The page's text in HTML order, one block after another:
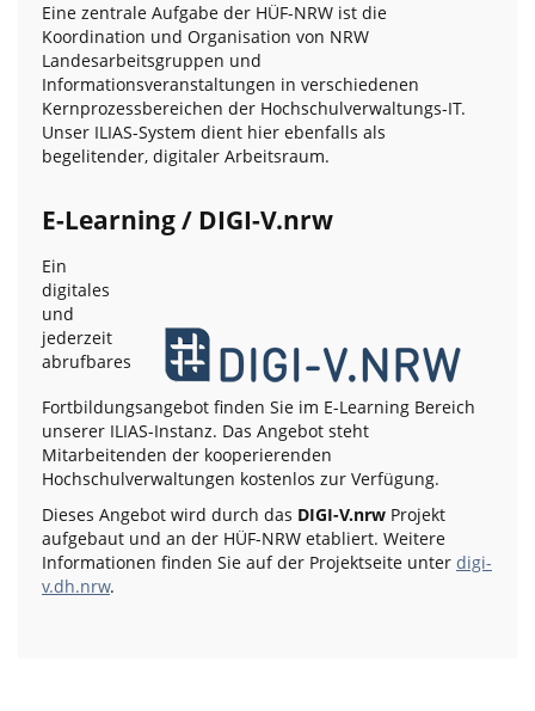
Eine zentrale Aufgabe der HÜF-NRW ist die
Koordination und Organisation von NRW
Landesarbeitsgruppen und
Informationsveranstaltungen in verschiedenen
Kernprozessbereichen der Hochschulverwaltungs-IT.
Unser ILIAS-System dient hier ebenfalls als
begelitender, digitaler Arbeitsraum.
E-Learning / DIGI-V.nrw
Ein
digitales
und
jederzeit
abrufbares
Fortbildungsangebot finden Sie im E-Learning Bereich
unserer ILIAS-Instanz. Das Angebot steht
Mitarbeitenden der kooperierenden
Hochschulverwaltungen kostenlos zur Verfügung.
Dieses Angebot wird durch das DIGI-V.nrw Projekt
aufgebaut und an der HÜF-NRW etabliert. Weitere
Informationen finden Sie auf der Projektseite unter digi-
v.dh.nrw.